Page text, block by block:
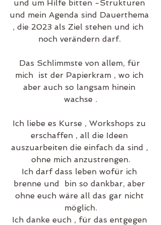
und um Hilfe bitten -Strukturen
und mein Agenda sind Dauerthema
, die 2023 als Ziel stehen und ich
noch verändern darf.
Das Schlimmste von allem, für
mich  ist der Papierkram , wo ich
aber auch so langsam hinein
wachse .
Ich liebe es Kurse , Workshops zu
erschaffen , all die Ideen
auszuarbeiten die einfach da sind ,
ohne mich anzustrengen.
Ich darf dass leben wofür ich
brenne und  bin so dankbar, aber
ohne euch wäre all das gar nicht
möglich.
Ich danke euch , für das entgegen